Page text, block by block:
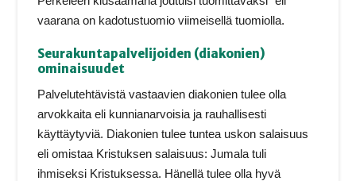
vaarana on kadotustuomio viimeisellä tuomiolla.
Seurakuntapalvelijoiden (diakonien)
ominaisuudet
Palvelutehtävistä vastaavien diakonien tulee olla
arvokkaita eli kunnianarvoisia ja rauhallisesti
käyttäytyviä. Diakonien tulee tuntea uskon salaisuus
eli omistaa Kristuksen salaisuus: Jumala tuli
ihmiseksi Kristuksessa. Hänellä tulee olla hyvä